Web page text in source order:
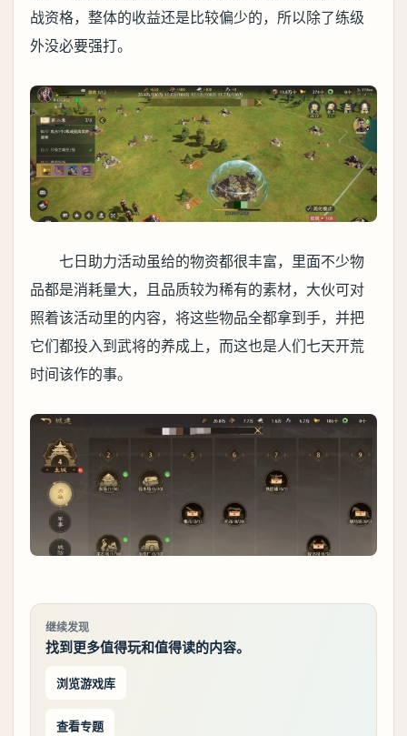
战资格，整体的收益还是比较偏少的，所以除了练级
外没必要强打。
七日助力活动虽给的物资都很丰富，里面不少物
品都是消耗量大，且品质较为稀有的素材，大伙可对
照着该活动里的内容，将这些物品全都拿到手，并把
它们都投入到武将的养成上，而这也是人们七天开荒
时间该作的事。
继续发现
找到更多值得玩和值得读的内容。
浏览游戏库
查看专题